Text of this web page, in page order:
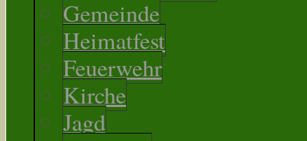
Gemeinde
Heimatfest
Feuerwehr
Kirche
Jagd